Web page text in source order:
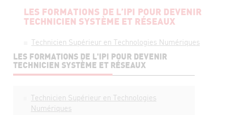
LES FORMATIONS DE L’IPI POUR DEVENIR
TECHNICIEN SYSTÈME ET RÉSEAUX
Technicien Supérieur en Technologies Numériques
LES FORMATIONS DE L'IPI POUR DEVENIR
TECHNICIEN SYSTÈME ET RÉSEAUX
Technicien Supérieur en Technologies
Numériques